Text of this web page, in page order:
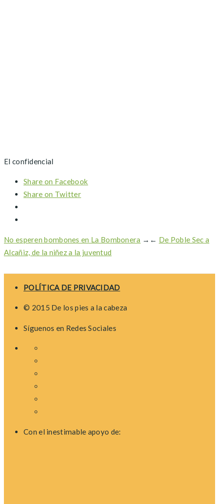
El confidencial
Share on Facebook
Share on Twitter
No esperen bombones en La Bombonera → ← De Poble Sec a
Alcañiz, de la niñez a la juventud
POLÍTICA DE PRIVACIDAD
© 2015 De los pies a la cabeza
Síguenos en Redes Sociales
Con el inestimable apoyo de: